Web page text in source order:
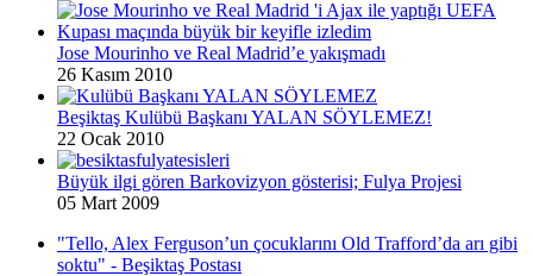
Jose Mourinho ve Real Madrid’e yakışmadı
26 Kasım 2010
Beşiktaş Kulübü Başkanı YALAN SÖYLEMEZ!
22 Ocak 2010
Büyük ilgi gören Barkovizyon gösterisi; Fulya Projesi
05 Mart 2009
"Tello, Alex Ferguson’un çocuklarını Old Trafford’da arı gibi
soktu" - Beşiktaş Postası